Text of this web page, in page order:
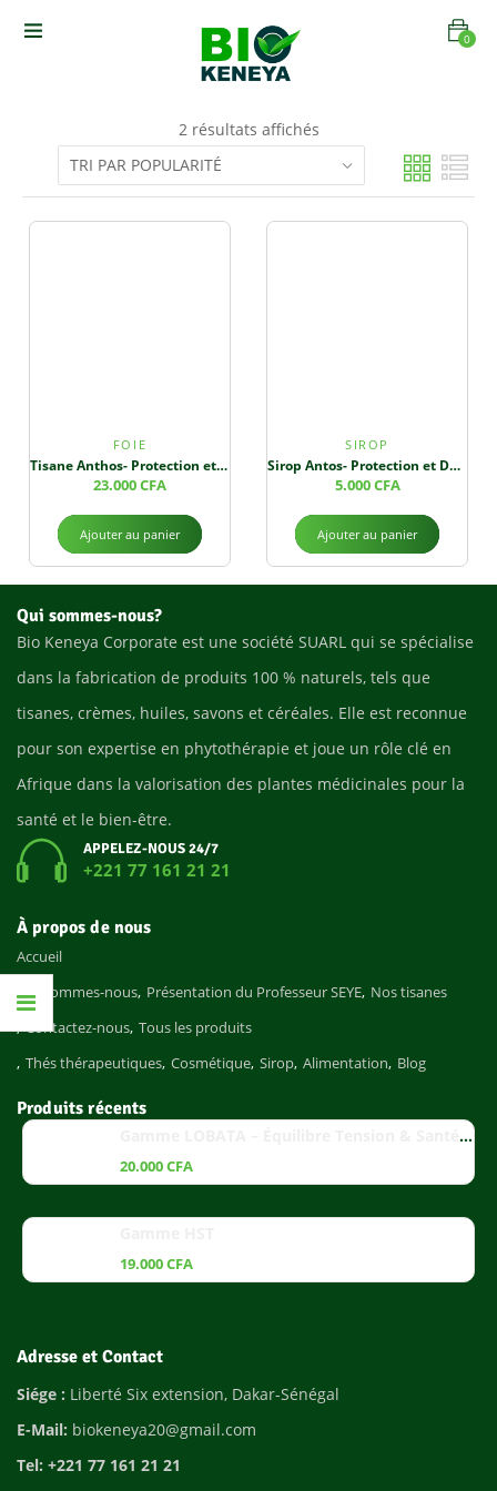
0
2 résultats affichés
FOIE
Tisane Anthos- Protection et Détoxification Hépatique – Santé du Foie et Bien-être Général
23.000CFA
Ajouter au panier
SIROP
Sirop Antos- Protection et Détoxification Hépatique – Santé du Foie et Bien-être Général
5.000CFA
Ajouter au panier
Qui sommes-nous?
Bio Keneya Corporate est une société SUARL qui se spécialise
dans la fabrication de produits 100 % naturels, tels que
tisanes, crèmes, huiles, savons et céréales. Elle est reconnue
pour son expertise en phytothérapie et joue un rôle clé en
Afrique dans la valorisation des plantes médicinales pour la
santé et le bien-être.
APPELEZ-NOUS 24/7
+221 77 161 21 21
À propos de nous
Accueil
Qui sommes-nous Présentation du Professeur SEYE Nos tisanes
Contactez-nous Tous les produits
Thés thérapeutiques Cosmétique Sirop Alimentation Blog
Produits récents
Gamme LOBATA – Équilibre Tension & Santé Cardiaque
20.000CFA
19.000CFA
Adresse et Contact
Siége : Liberté Six extension, Dakar-Sénégal
E-Mail: biokeneya20@gmail.com
Tel: +221 77 161 21 21